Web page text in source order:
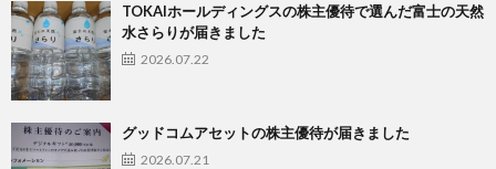
TOKAIホールディングスの株主優待で選んだ富士の天然
水さらりが届きました
2026.07.22
グッドコムアセットの株主優待が届きました
2026.07.21